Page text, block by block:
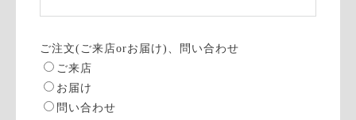
ご注文(ご来店orお届け)、問い合わせ
ご来店
お届け
問い合わせ